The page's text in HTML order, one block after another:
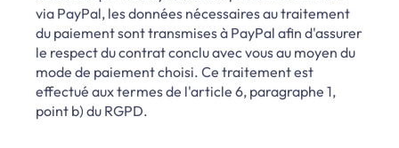
via PayPal, les données nécessaires au traitement
du paiement sont transmises à PayPal afin d'assurer
le respect du contrat conclu avec vous au moyen du
mode de paiement choisi. Ce traitement est
effectué aux termes de l'article 6, paragraphe 1,
point b) du RGPD.